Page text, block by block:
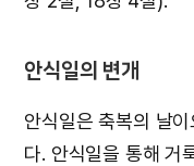
안식일의 변개
안식일은 축복의 날
다. 안식일을 통해 거